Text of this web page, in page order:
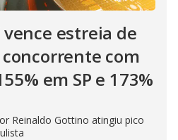
vence estreia de
com
em SP e 173%
Reinaldo Gottino atingiu pico